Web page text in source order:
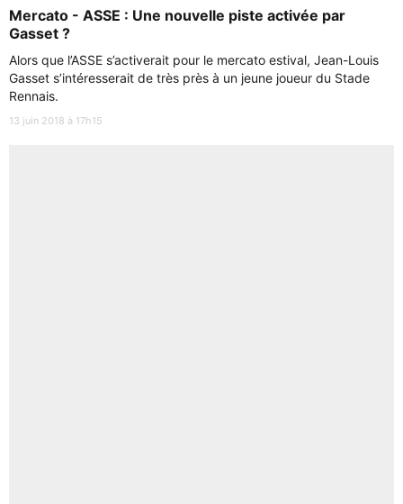
Mercato - ASSE : Une nouvelle piste activée par
Gasset ?
Alors que l’ASSE s’activerait pour le mercato estival, Jean-Louis
Gasset s’intéresserait de très près à un jeune joueur du Stade
Rennais.
13 juin 2018 à 17h15